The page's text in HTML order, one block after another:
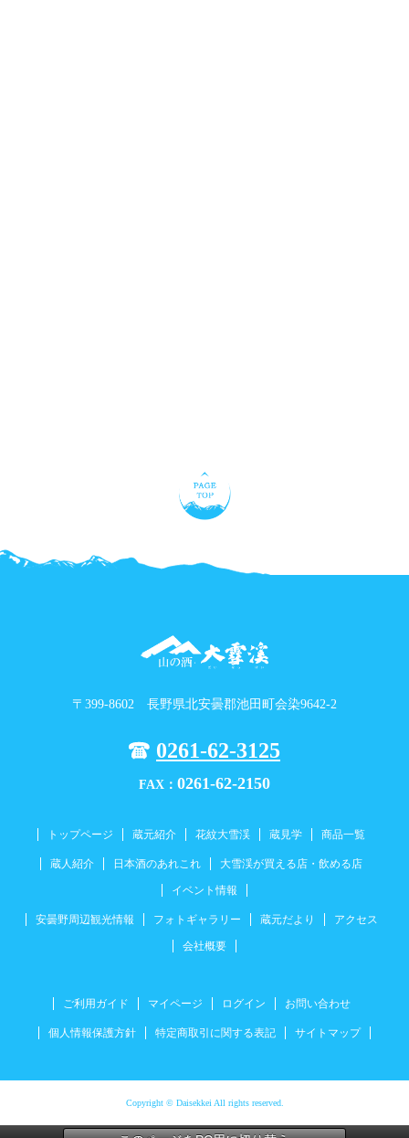
〒399-8602 長野県北安曇郡池田町会染9642-2
0261-62-3125
FAX： 0261-62-2150
トップページ 蔵元紹介 花紋大雪渓 蔵見学 商品一覧
蔵人紹介 日本酒のあれこれ 大雪渓が買える店・飲める店
イベント情報
安曇野周辺観光情報 フォトギャラリー 蔵元だより アクセス
会社概要
ご利用ガイド マイページ ログイン お問い合わせ
個人情報保護方針 特定商取引に関する表記 サイトマップ
Copyright © Daisekkei All rights reserved.